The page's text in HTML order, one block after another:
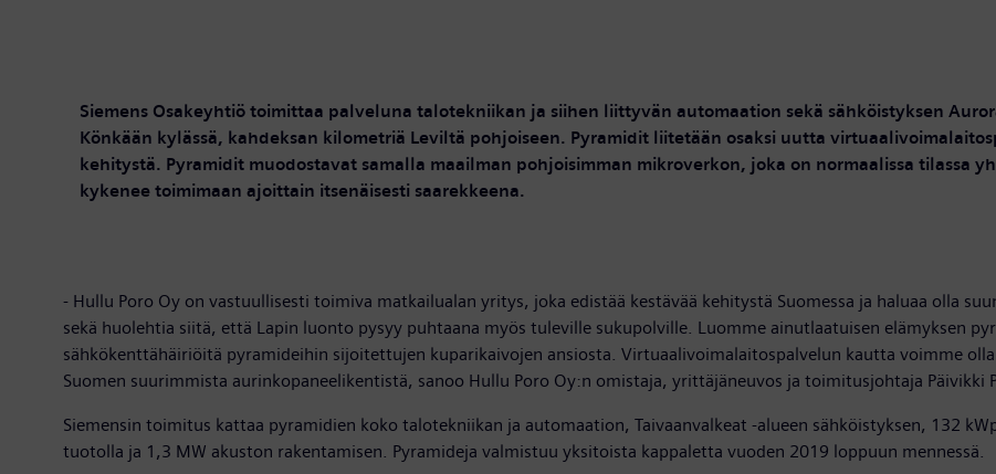
Siemens Osakeyhtiö toimittaa palveluna talotekniikan ja siihen liittyvän automaation sekä sähköistyksen
Könkään kylässä, kahdeksan kilometriä Leviltä pohjoiseen. Pyramidit liitetään osaksi uutta
kehitystä. Pyramidit muodostavat samalla maailman pohjoisimman mikroverkon, joka on normaalissa tilassa
kykenee toimimaan ajoittain itsenäisesti saarekkeena.
- Hullu Poro Oy on vastuullisesti toimiva matkailualan yritys, joka edistää kestävää kehitystä Suomessa ja haluaa olla
sekä huolehtia siitä, että Lapin luonto pysyy puhtaana myös tuleville sukupolville. Luomme ainutlaatuisen elämyksen
sähkökenttähäiriöitä pyramideihin sijoitettujen kuparikaivojen ansiosta. Virtuaalivoimalaitospalvelun kautta voimme
Suomen suurimmista aurinkopaneelikentistä, sanoo Hullu Poro Oy:n omistaja, yrittäjäneuvos ja toimitusjohtaja Päivikki
Siemensin toimitus kattaa pyramidien koko talotekniikan ja automaation, Taivaanvalkeat -alueen sähköistyksen, 132
tuotolla ja 1,3 MW akuston rakentamisen. Pyramideja valmistuu yksitoista kappaletta vuoden 2019 loppuun mennessä.